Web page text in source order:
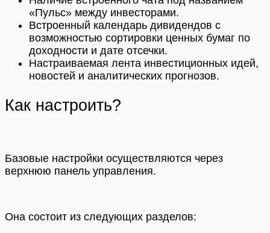
«Пульс» между инвесторами.
Встроенный календарь дивидендов с
возможностью сортировки ценных бумаг по
доходности и дате отсечки.
Настраиваемая лента инвестиционных идей,
новостей и аналитических прогнозов.
Как настроить?
Базовые настройки осуществляются через
верхнюю панель управления.
Она состоит из следующих разделов: